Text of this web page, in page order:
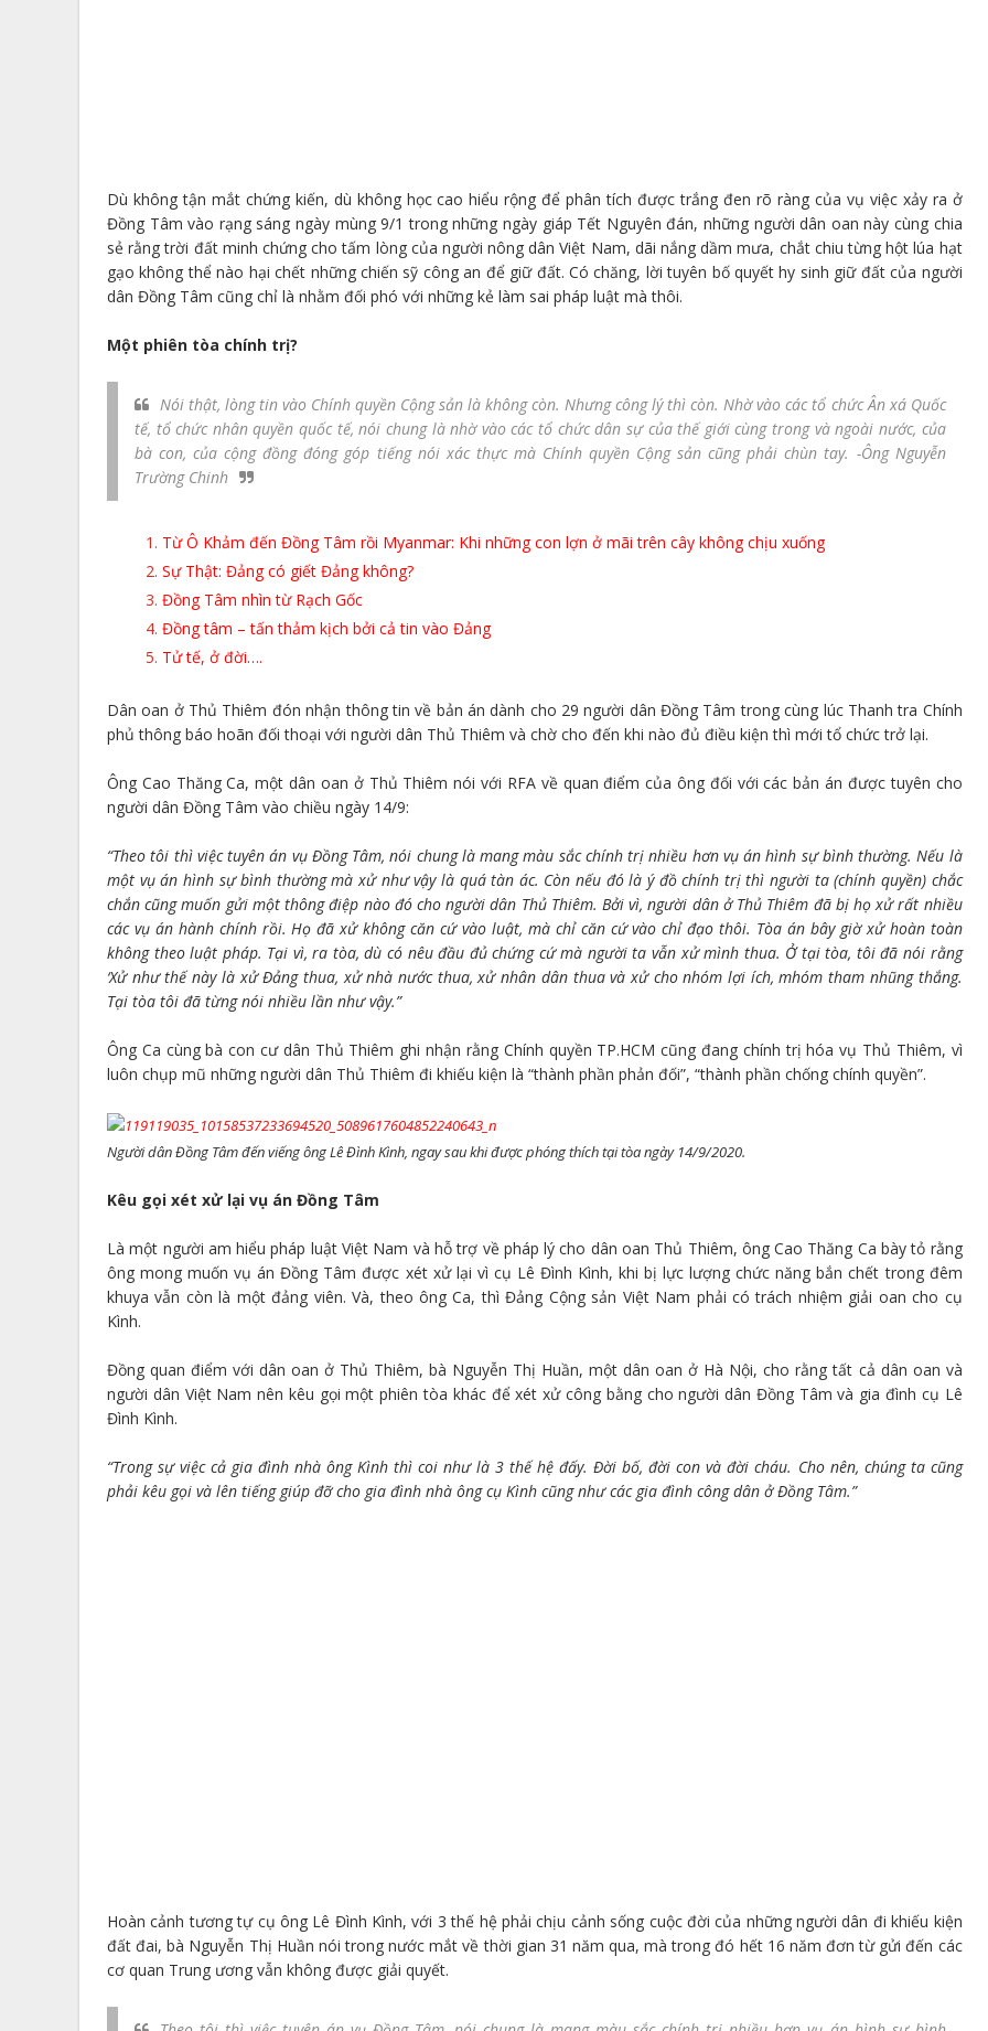
Dù không tận mắt chứng kiến, dù không học cao hiểu rộng để phân tích được trắng đen rõ ràng của vụ việc xảy ra ở
Đồng Tâm vào rạng sáng ngày mùng 9/1 trong những ngày giáp Tết Nguyên đán, những người dân oan này cùng chia
sẻ rằng trời đất minh chứng cho tấm lòng của người nông dân Việt Nam, dãi nắng dầm mưa, chắt chiu từng hột lúa hạt
gạo không thể nào hại chết những chiến sỹ công an để giữ đất. Có chăng, lời tuyên bố quyết hy sinh giữ đất của người
dân Đồng Tâm cũng chỉ là nhằm đối phó với những kẻ làm sai pháp luật mà thôi.
Một phiên tòa chính trị?
Nói thật, lòng tin vào Chính quyền Cộng sản là không còn. Nhưng công lý thì còn. Nhờ vào các tổ chức Ân xá Quốc
tế, tổ chức nhân quyền quốc tế, nói chung là nhờ vào các tổ chức dân sự của thế giới cùng trong và ngoài nước, của
bà con, của cộng đồng đóng góp tiếng nói xác thực mà Chính quyền Cộng sản cũng phải chùn tay. -Ông Nguyễn
Trường Chinh
Từ Ô Khảm đến Đồng Tâm rồi Myanmar: Khi những con lợn ở mãi trên cây không chịu xuống
Sự Thật: Đảng có giết Đảng không?
Đồng Tâm nhìn từ Rạch Gốc
Đồng tâm – tấn thảm kịch bởi cả tin vào Đảng
Tử tế, ở đời….
Dân oan ở Thủ Thiêm đón nhận thông tin về bản án dành cho 29 người dân Đồng Tâm trong cùng lúc Thanh tra Chính
phủ thông báo hoãn đối thoại với người dân Thủ Thiêm và chờ cho đến khi nào đủ điều kiện thì mới tổ chức trở lại.
Ông Cao Thăng Ca, một dân oan ở Thủ Thiêm nói với RFA về quan điểm của ông đối với các bản án được tuyên cho
người dân Đồng Tâm vào chiều ngày 14/9:
“Theo tôi thì việc tuyên án vụ Đồng Tâm, nói chung là mang màu sắc chính trị nhiều hơn vụ án hình sự bình thường. Nếu là
một vụ án hình sự bình thường mà xử như vậy là quá tàn ác. Còn nếu đó là ý đồ chính trị thì người ta (chính quyền) chắc
chắn cũng muốn gửi một thông điệp nào đó cho người dân Thủ Thiêm. Bởi vì, người dân ở Thủ Thiêm đã bị họ xử rất nhiều
các vụ án hành chính rồi. Họ đã xử không căn cứ vào luật, mà chỉ căn cứ vào chỉ đạo thôi. Tòa án bây giờ xử hoàn toàn
không theo luật pháp. Tại vì, ra tòa, dù có nêu đầu đủ chứng cứ mà người ta vẫn xử mình thua. Ở tại tòa, tôi đã nói rằng
‘Xử như thế này là xử Đảng thua, xử nhà nước thua, xử nhân dân thua và xử cho nhóm lợi ích, mhóm tham nhũng thắng.
Tại tòa tôi đã từng nói nhiều lần như vậy.”
Ông Ca cùng bà con cư dân Thủ Thiêm ghi nhận rằng Chính quyền TP.HCM cũng đang chính trị hóa vụ Thủ Thiêm, vì
luôn chụp mũ những người dân Thủ Thiêm đi khiếu kiện là “thành phần phản đối”, “thành phần chống chính quyền”.
Người dân Đồng Tâm đến viếng ông Lê Đình Kình, ngay sau khi được phóng thích tại tòa ngày 14/9/2020.
Kêu gọi xét xử lại vụ án Đồng Tâm
Là một người am hiểu pháp luật Việt Nam và hỗ trợ về pháp lý cho dân oan Thủ Thiêm, ông Cao Thăng Ca bày tỏ rằng
ông mong muốn vụ án Đồng Tâm được xét xử lại vì cụ Lê Đình Kình, khi bị lực lượng chức năng bắn chết trong đêm
khuya vẫn còn là một đảng viên. Và, theo ông Ca, thì Đảng Cộng sản Việt Nam phải có trách nhiệm giải oan cho cụ
Kình.
Đồng quan điểm với dân oan ở Thủ Thiêm, bà Nguyễn Thị Huần, một dân oan ở Hà Nội, cho rằng tất cả dân oan và
người dân Việt Nam nên kêu gọi một phiên tòa khác để xét xử công bằng cho người dân Đồng Tâm và gia đình cụ Lê
Đình Kình.
“Trong sự việc cả gia đình nhà ông Kình thì coi như là 3 thế hệ đấy. Đời bố, đời con và đời cháu. Cho nên, chúng ta cũng
phải kêu gọi và lên tiếng giúp đỡ cho gia đình nhà ông cụ Kình cũng như các gia đình công dân ở Đồng Tâm.”
Hoàn cảnh tương tự cụ ông Lê Đình Kình, với 3 thế hệ phải chịu cảnh sống cuộc đời của những người dân đi khiếu kiện
đất đai, bà Nguyễn Thị Huần nói trong nước mắt về thời gian 31 năm qua, mà trong đó hết 16 năm đơn từ gửi đến các
cơ quan Trung ương vẫn không được giải quyết.